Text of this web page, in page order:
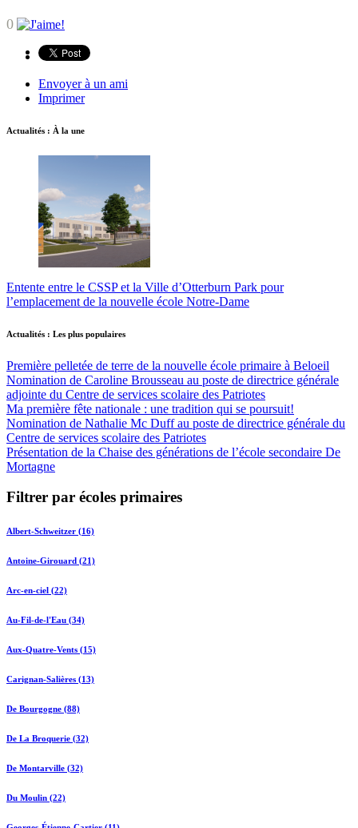
0
Envoyer à un ami
Imprimer
Actualités : À la une
Entente entre le CSSP et la Ville d’Otterburn Park pour
l’emplacement de la nouvelle école Notre-Dame
Actualités : Les plus populaires
Première pelletée de terre de la nouvelle école primaire à Beloeil
Nomination de Caroline Brousseau au poste de directrice générale
adjointe du Centre de services scolaire des Patriotes
Ma première fête nationale : une tradition qui se poursuit!
Nomination de Nathalie Mc Duff au poste de directrice générale du
Centre de services scolaire des Patriotes
Présentation de la Chaise des générations de l’école secondaire De
Mortagne
Filtrer par écoles primaires
Albert-Schweitzer (16)
Antoine-Girouard (21)
Arc-en-ciel (22)
Au-Fil-de-l'Eau (34)
Aux-Quatre-Vents (15)
Carignan-Salières (13)
De Bourgogne (88)
De La Broquerie (32)
De Montarville (32)
Du Moulin (22)